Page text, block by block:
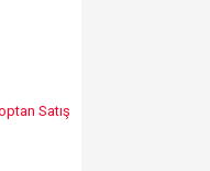
Satış